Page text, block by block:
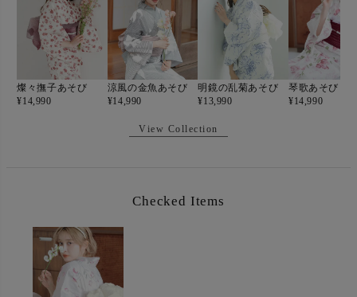
燦々撫子あそび
¥14,990
涼風の金魚あそび
¥14,990
明鏡の乱菊あそび
¥13,990
琴歌あそび
¥14,990
View Collection
Checked Items